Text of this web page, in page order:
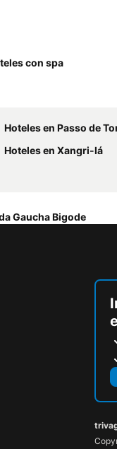
con spa
Hoteles en Passo de
Hoteles en Xangri-lá
Gaucha Bigode